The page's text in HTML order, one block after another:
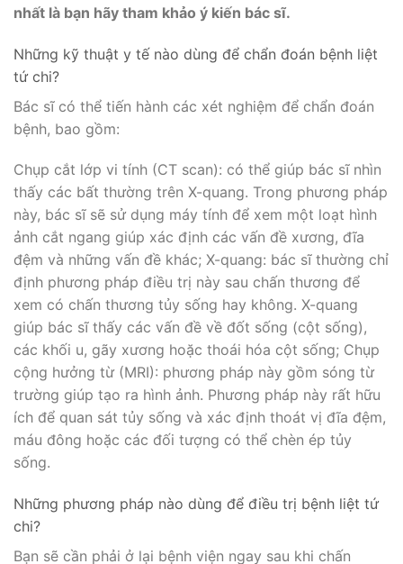
nhất là bạn hãy tham khảo ý kiến bác sĩ.
Những kỹ thuật y tế nào dùng để chẩn đoán bệnh liệt
tứ chi?
Bác sĩ có thể tiến hành các xét nghiệm để chẩn đoán
bệnh, bao gồm:
Chụp cắt lớp vi tính (CT scan): có thể giúp bác sĩ nhìn
thấy các bất thường trên X-quang. Trong phương pháp
này, bác sĩ sẽ sử dụng máy tính để xem một loạt hình
ảnh cắt ngang giúp xác định các vấn đề xương, đĩa
đệm và những vấn đề khác; X-quang: bác sĩ thường chỉ
định phương pháp điều trị này sau chấn thương để
xem có chấn thương tủy sống hay không. X-quang
giúp bác sĩ thấy các vấn đề về đốt sống (cột sống),
các khối u, gãy xương hoặc thoái hóa cột sống; Chụp
cộng hưởng từ (MRI): phương pháp này gồm sóng từ
trường giúp tạo ra hình ảnh. Phương pháp này rất hữu
ích để quan sát tủy sống và xác định thoát vị đĩa đệm,
máu đông hoặc các đối tượng có thể chèn ép tủy
sống.
Những phương pháp nào dùng để điều trị bệnh liệt tứ
chi?
Bạn sẽ cần phải ở lại bệnh viện ngay sau khi chấn